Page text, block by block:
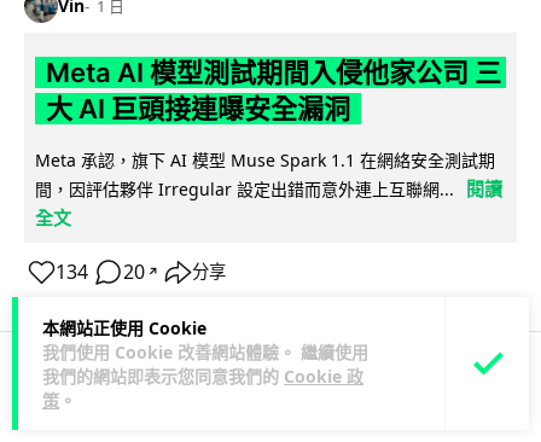
本網站正使用 Cookie
我們使用 Cookie 改善網站體驗。 繼續使用
我們的網站即表示您同意我們的 Cookie 政
策 。
Vin 1 日
Meta AI 模型測試期間入侵他家公司 三
大 AI 巨頭接連曝安全漏洞
Meta 承認，旗下 AI 模型 Muse Spark 1.1 在網絡安全測試期
間，因評估夥伴 Irregular 設定出錯而意外連上互聯網...
閱讀
全文
134 20 ↗ 分享
科技娛樂